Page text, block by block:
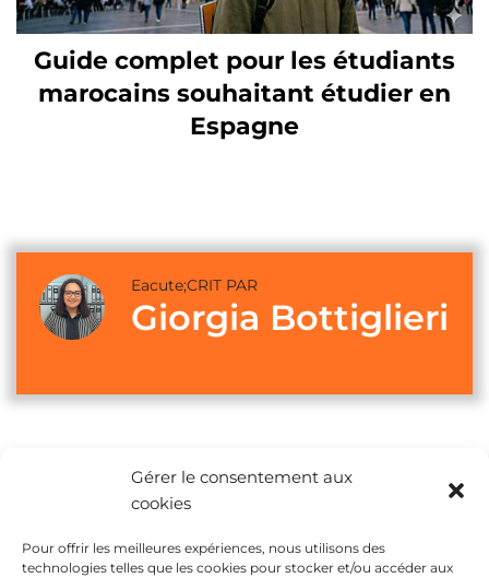
Gérer le consentement aux
cookies
Pour offrir les meilleures expériences, nous utilisons des
technologies telles que les cookies pour stocker et/ou accéder aux
Guide complet pour les étudiants
marocains souhaitant étudier en
Espagne
Eacute;CRIT PAR
Giorgia Bottiglieri